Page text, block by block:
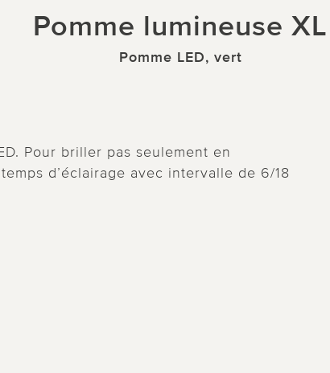
Pomme lumineuse XL
Pomme LED, vert
Pour briller pas seulement en
d’éclairage avec intervalle de 6/18